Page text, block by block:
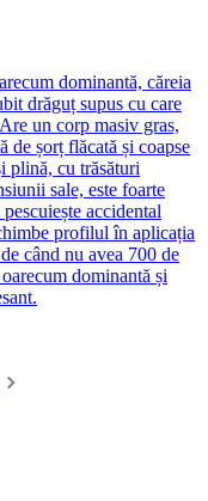
dominantă, căreia
drăguț supus cu care
un corp masiv gras,
de șorț flăcată și coapse
plină, cu trăsături
sale, este foarte
accidental
profilul în aplicația
când nu avea 700 de
dominantă și